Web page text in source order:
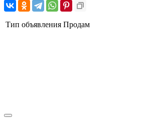
Тип объявления Продам